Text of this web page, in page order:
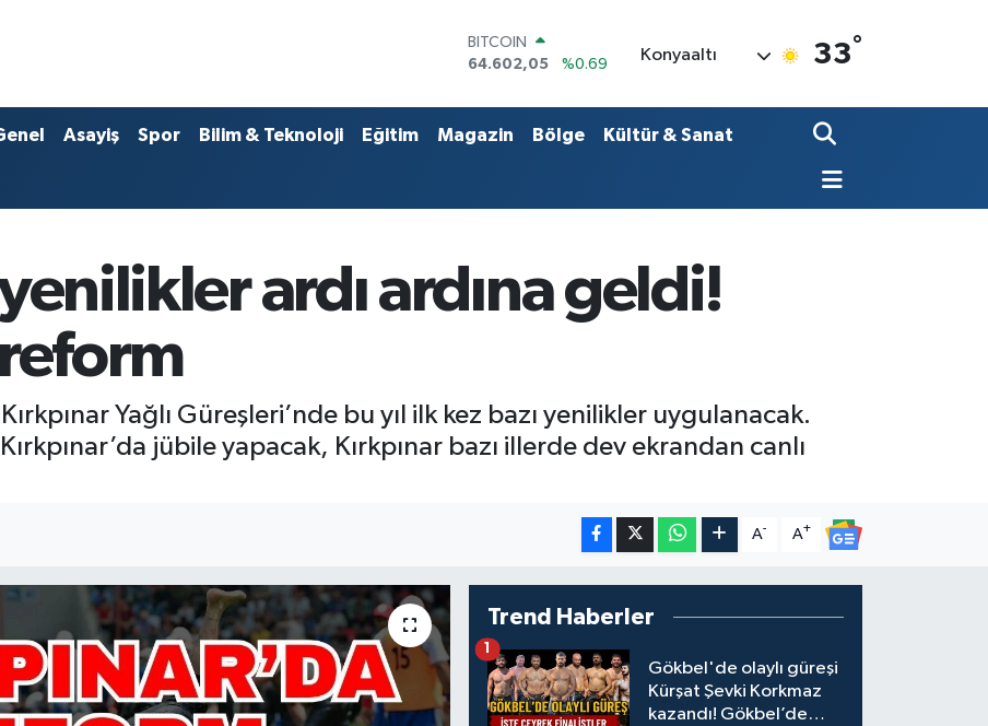
DOLAR
47,5986
%0.06
55,0700
%0.1
STERLİN
64.602,05
%0.69
Konyaaltı 33°
Asayiş Spor Bilim & Teknoloji Eğitim Magazin Bölge Kültür & Sanat
yenilikler ardı ardına geldi!
reform
Yağlı Güreşleri’nde bu yıl ilk kez bazı yenilikler uygulanacak.
jübile yapacak, Kırkpınar bazı illerde dev ekrandan canlı
A- A+
Trend Haberler
Gökbel'de olaylı güreşi
Kürşat Şevki Korkmaz
kazandı! Gökbel’de
1